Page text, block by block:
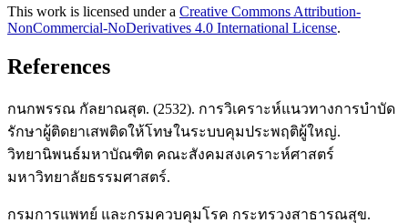
This work is licensed under a Creative Commons Attribution-
NonCommercial-NoDerivatives 4.0 International License.
References
กนกพรรณ กัลยาณสุต. (2532). การวิเคราะห์แนวทางการบำบัด
รักษาผู้ติดยาเสพติดให้โทษในระบบคุมประพฤติผู้ใหญ่.
วิทยานิพนธ์มหาบัณฑิต คณะสังคมสงเคราะห์ศาสตร์
มหาวิทยาลัยธรรมศาสตร์.
กรมการแพทย์ และกรมควบคุมโรค กระทรวงสาธารณสุข.